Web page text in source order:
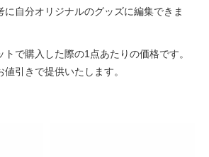
に自分オリジナルのグッズに編集できま
で購入した際の1点あたりの価格です。
引きで提供いたします。